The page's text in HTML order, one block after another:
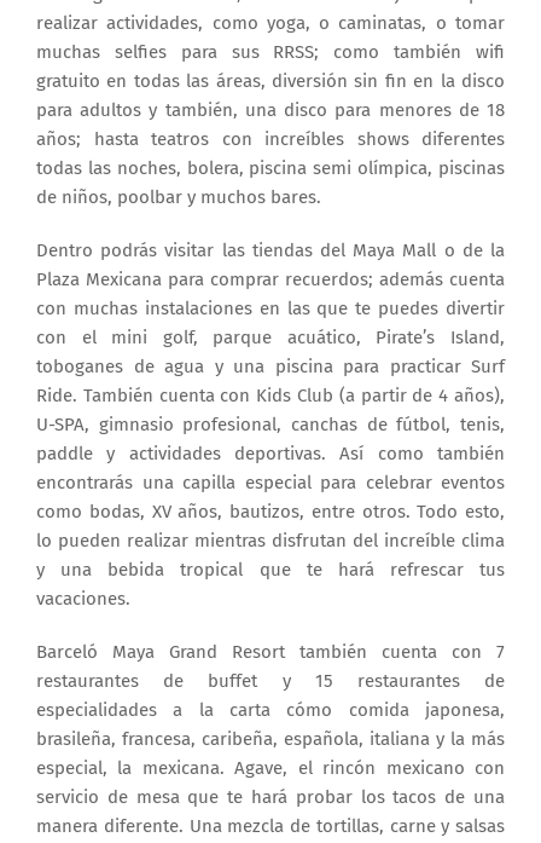
realizar actividades, como yoga, o caminatas, o tomar
muchas selfies para sus RRSS; como también wifi
gratuito en todas las áreas, diversión sin fin en la disco
para adultos y también, una disco para menores de 18
años; hasta teatros con increíbles shows diferentes
todas las noches, bolera, piscina semi olímpica, piscinas
de niños, poolbar y muchos bares.
Dentro podrás visitar las tiendas del Maya Mall o de la
Plaza Mexicana para comprar recuerdos; además cuenta
con muchas instalaciones en las que te puedes divertir
con el mini golf, parque acuático, Pirate’s Island,
toboganes de agua y una piscina para practicar Surf
Ride. También cuenta con Kids Club (a partir de 4 años),
U-SPA, gimnasio profesional, canchas de fútbol, tenis,
paddle y actividades deportivas. Así como también
encontrarás una capilla especial para celebrar eventos
como bodas, XV años, bautizos, entre otros. Todo esto,
lo pueden realizar mientras disfrutan del increíble clima
y una bebida tropical que te hará refrescar tus
vacaciones.
Barceló Maya Grand Resort también cuenta con 7
restaurantes de buffet y 15 restaurantes de
especialidades a la carta cómo comida japonesa,
brasileña, francesa, caribeña, española, italiana y la más
especial, la mexicana. Agave, el rincón mexicano con
servicio de mesa que te hará probar los tacos de una
manera diferente. Una mezcla de tortillas, carne y salsas